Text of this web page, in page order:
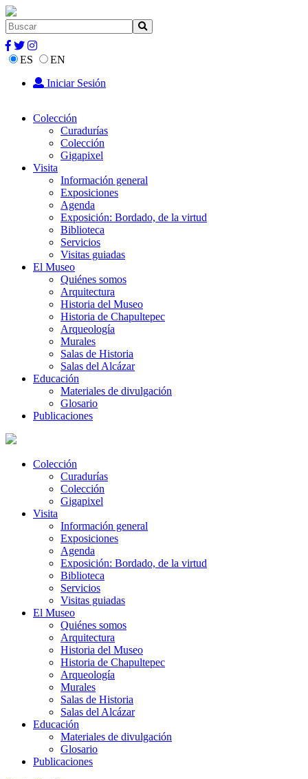
ES
EN
Iniciar Sesión
Colección
Curadurías
Colección
Gigapixel
Visita
Información general
Exposiciones
Agenda
Exposición: Bordado, de la virtud
Biblioteca
Servicios
Visitas guiadas
El Museo
Quiénes somos
Arquitectura
Historia del Museo
Historia de Chapultepec
Arqueología
Murales
Salas de Historia
Salas del Alcázar
Educación
Materiales de divulgación
Glosario
Publicaciones
Colección
Curadurías
Colección
Gigapixel
Visita
Información general
Exposiciones
Agenda
Exposición: Bordado, de la virtud
Biblioteca
Servicios
Visitas guiadas
El Museo
Quiénes somos
Arquitectura
Historia del Museo
Historia de Chapultepec
Arqueología
Murales
Salas de Historia
Salas del Alcázar
Educación
Materiales de divulgación
Glosario
Publicaciones